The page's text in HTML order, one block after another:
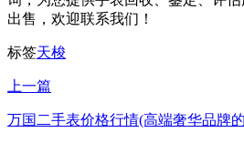
出售，欢迎联系我们！
标签天梭
上一篇
万国二手表价格行情(高端奢华品牌